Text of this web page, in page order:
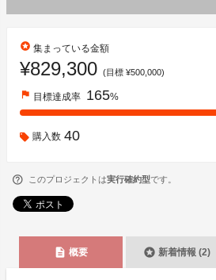
stars 集まっている金額
¥829,300 (目標 ¥500,000)
flag 目標達成率 165%
購入数 40
このプロジェクトは実行確約型です。
description 概要 stars 新着情報 (2)